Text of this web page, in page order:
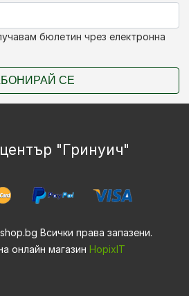
бюлетин чрез електронна
СЕ
"Гринуич"
Всички права запазени.
онлайн магазин HopixIT